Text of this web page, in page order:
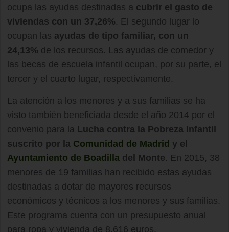
ocupa las ayudas destinadas a cubrir el gasto de
viviendas con un 37,26%. El segundo lugar lo
ocupan las ayudas de tipo familiar, con un
24,13% de los recursos. Las ayudas de comedor y
las becas de escuela infantil ocupan, por su parte, el
tercer y el cuarto lugar, respectivamente.
La atención a los menores y a sus familias se ha
visto también beneficiada desde el año 2014 por el
convenio para la Lucha contra la Pobreza Infantil
suscrito por la Comunidad de Madrid y el
Ayuntamiento de Boadilla del Monte. En 2015, 38
menores de 19 familias han recibido estas ayudas
destinadas a dotar de mayores recursos
económicos y técnicos a los menores y sus familias.
Este programa cuenta con un presupuesto anual
para ropa y vivienda de 8.616 euros.